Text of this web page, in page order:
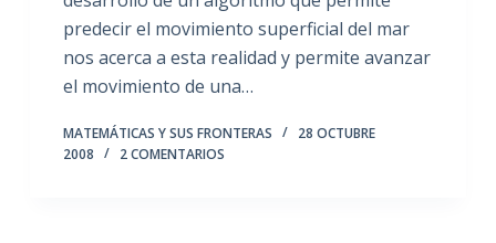
predecir el movimiento superficial del mar
nos acerca a esta realidad y permite avanzar
el movimiento de una…
MATEMÁTICAS Y SUS FRONTERAS
28 OCTUBRE
2008
2 COMENTARIOS